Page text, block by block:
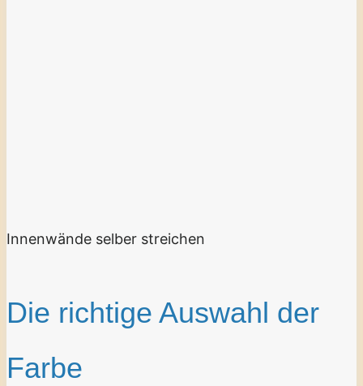
Innenwände selber streichen
Die richtige Auswahl der
Farbe